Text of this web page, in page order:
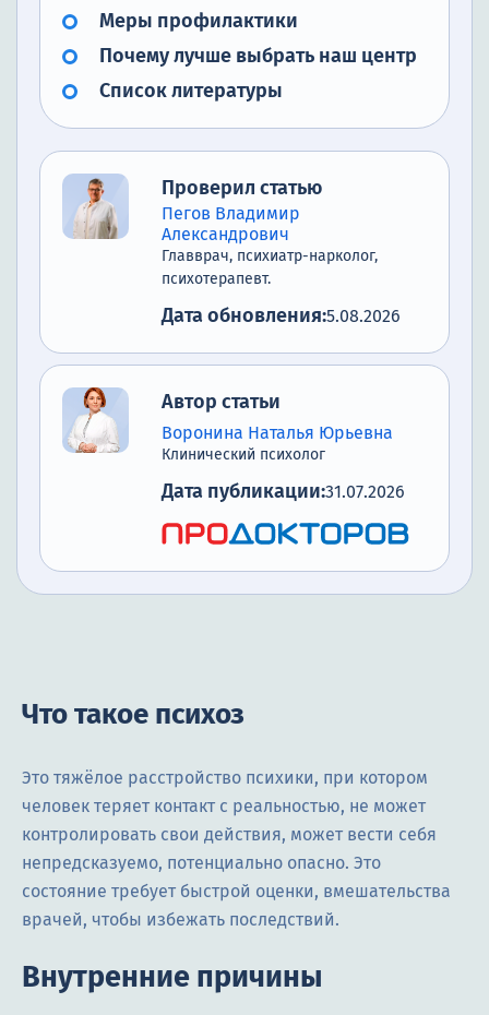
Меры профилактики
Почему лучше выбрать наш центр
Список литературы
Проверил статью
Пегов Владимир
Александрович
Главврач, психиатр-нарколог,
психотерапевт.
Дата обновления:5.08.2026
Автор статьи
Воронина Наталья Юрьевна
Клинический психолог
Дата публикации:31.07.2026
Что такое психоз
Это тяжёлое расстройство психики, при котором
человек теряет контакт с реальностью, не может
контролировать свои действия, может вести себя
непредсказуемо, потенциально опасно. Это
состояние требует быстрой оценки, вмешательства
врачей, чтобы избежать последствий.
Внутренние причины